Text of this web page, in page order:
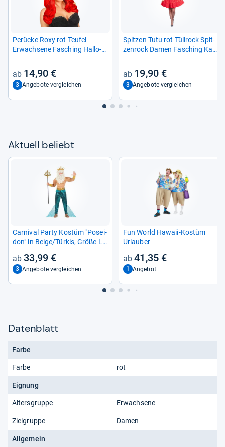
Perücke Roxy rot Teu­fel
Erwach­sene Fasching Hal­lo­
14,90 €
3 Angebote vergleichen
Spit­zen Tutu rot Tüll­rock Spit­
zen­rock Damen Fasching Kar­
19,90 €
3 Angebote vergleichen
Aktu­ell beliebt
Car­ni­val Party Kostüm "Posei­
don" in Beige/Tür­kis, Größe L
33,99 €
3 Angebote vergleichen
Fun World Hawaii-​Kostüm
Urlau­ber
41,35 €
1 Angebot
Datenblatt
Farbe
Farbe rot
Eignung
Altersgruppe Erwachsene
Zielgruppe Damen
Allgemein